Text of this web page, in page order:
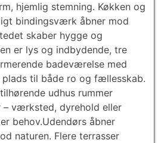
hjemlig stemning. Køkken og
bindingsværk åbner mod
skaber hygge og
er lys og indbydende, tre
badeværelse med
til både ro og fællesskab.
udhus rummer
– værksted, dyrehold eller
behov.Udendørs åbner
naturen. Flere terrasser